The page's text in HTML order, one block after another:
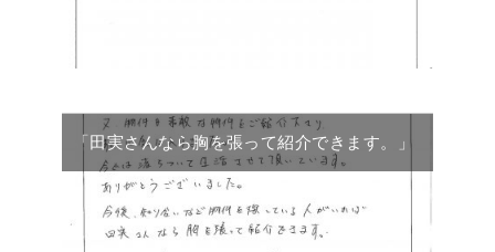
「田実さんなら胸を張って紹介できます。」